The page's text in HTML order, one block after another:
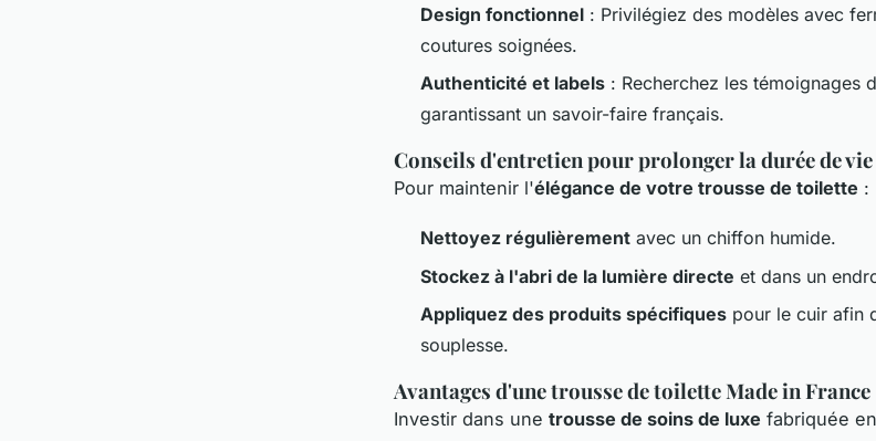
Design fonctionnel : Privilégiez des modèles avec
coutures soignées.
Authenticité et labels : Recherchez les témoignages
garantissant un savoir-faire français.
Conseils d'entretien pour prolonger la durée de vie
Pour maintenir l'élégance de votre trousse de toilette :
Nettoyez régulièrement avec un chiffon humide.
Stockez à l'abri de la lumière directe et dans un
Appliquez des produits spécifiques pour le cuir afin
souplesse.
Avantages d'une trousse de toilette Made in France
Investir dans une trousse de soins de luxe fabriquée